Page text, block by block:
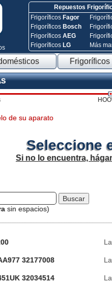
Repuestos
Frigoríficos Fagor
Frigoríficos Bosch
FrigoríficosAEG
Frigoríficos LG
Más
Frigoríficos
de su aparato
Seleccione
Si no lo encuentra,
sin espacios)
32177008
32034514